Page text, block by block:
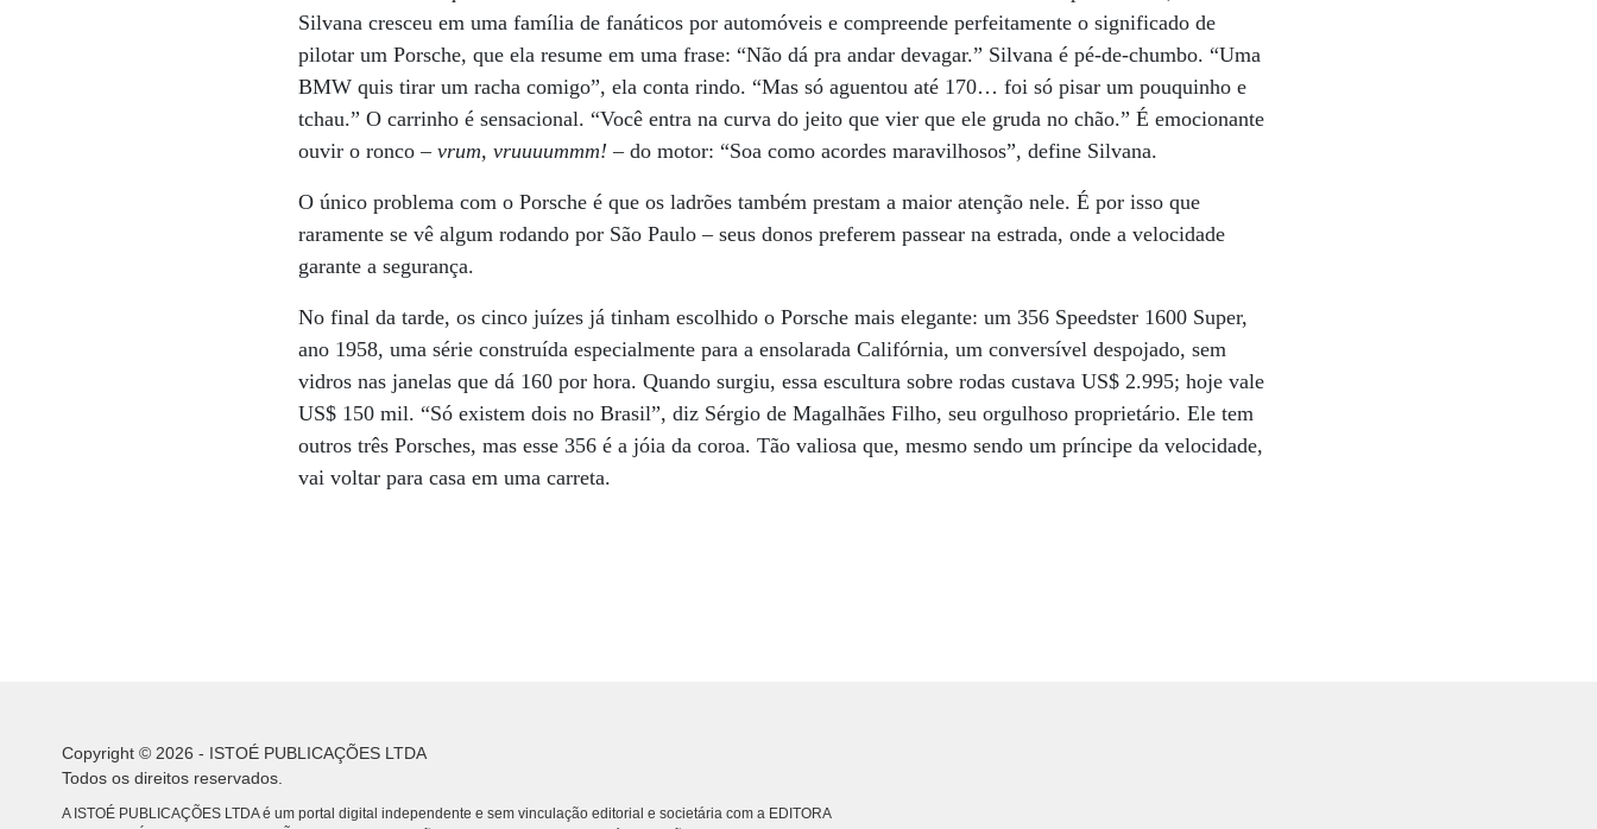
Silvana cresceu em uma família de fanáticos por automóveis e compreende perfeitamente o significado de
pilotar um Porsche, que ela resume em uma frase: “Não dá pra andar devagar.” Silvana é pé-de-chumbo. “Uma
BMW quis tirar um racha comigo”, ela conta rindo. “Mas só aguentou até 170… foi só pisar um pouquinho e
tchau.” O carrinho é sensacional. “Você entra na curva do jeito que vier que ele gruda no chão.” É emocionante
ouvir o ronco –vrum, vruuuummm! – do motor: “Soa como acordes maravilhosos”, define Silvana.
O único problema com o Porsche é que os ladrões também prestam a maior atenção nele. É por isso que
raramente se vê algum rodando por São Paulo – seus donos preferem passear na estrada, onde a velocidade
garante a segurança.
No final da tarde, os cinco juízes já tinham escolhido o Porsche mais elegante: um 356 Speedster 1600 Super,
ano 1958, uma série construída especialmente para a ensolarada Califórnia, um conversível despojado, sem
vidros nas janelas que dá 160 por hora. Quando surgiu, essa escultura sobre rodas custava US$ 2.995; hoje vale
US$ 150 mil. “Só existem dois no Brasil”, diz Sérgio de Magalhães Filho, seu orgulhoso proprietário. Ele tem
outros três Porsches, mas esse 356 é a jóia da coroa. Tão valiosa que, mesmo sendo um príncipe da velocidade,
vai voltar para casa em uma carreta.
Copyright © 2026 - ISTOÉ PUBLICAÇÕES LTDA
Todos os direitos reservados.
A ISTOÉ PUBLICAÇÕES LTDA é um portal digital independente e sem vinculação editorial e societária com a EDITORA